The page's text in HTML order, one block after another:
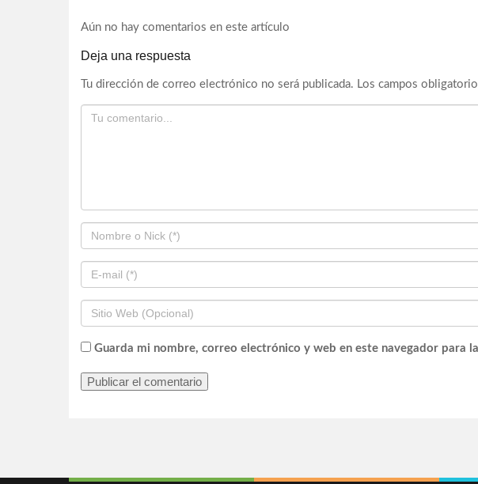
Aún no hay comentarios en este artículo
Deja una respuesta
Tu dirección de correo electrónico no será publicada. Los campos
Guarda mi nombre, correo electrónico y web en este navegador para